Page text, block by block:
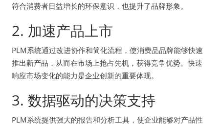
符合消费者日益增长的环保意识，也提升了品牌形象。
2. 加速产品上市
PLM系统通过改进协作和简化流程，使消费品品牌能够快速
推出新产品，从而在市场上抢占先机，获得竞争优势。快速
响应市场变化的能力是企业创新的重要体现。
3. 数据驱动的决策支持
PLM系统提供强大的报告和分析工具，使企业能够对产品性